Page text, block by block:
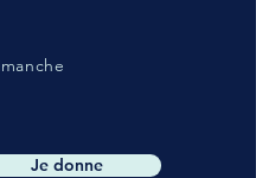
Je donne